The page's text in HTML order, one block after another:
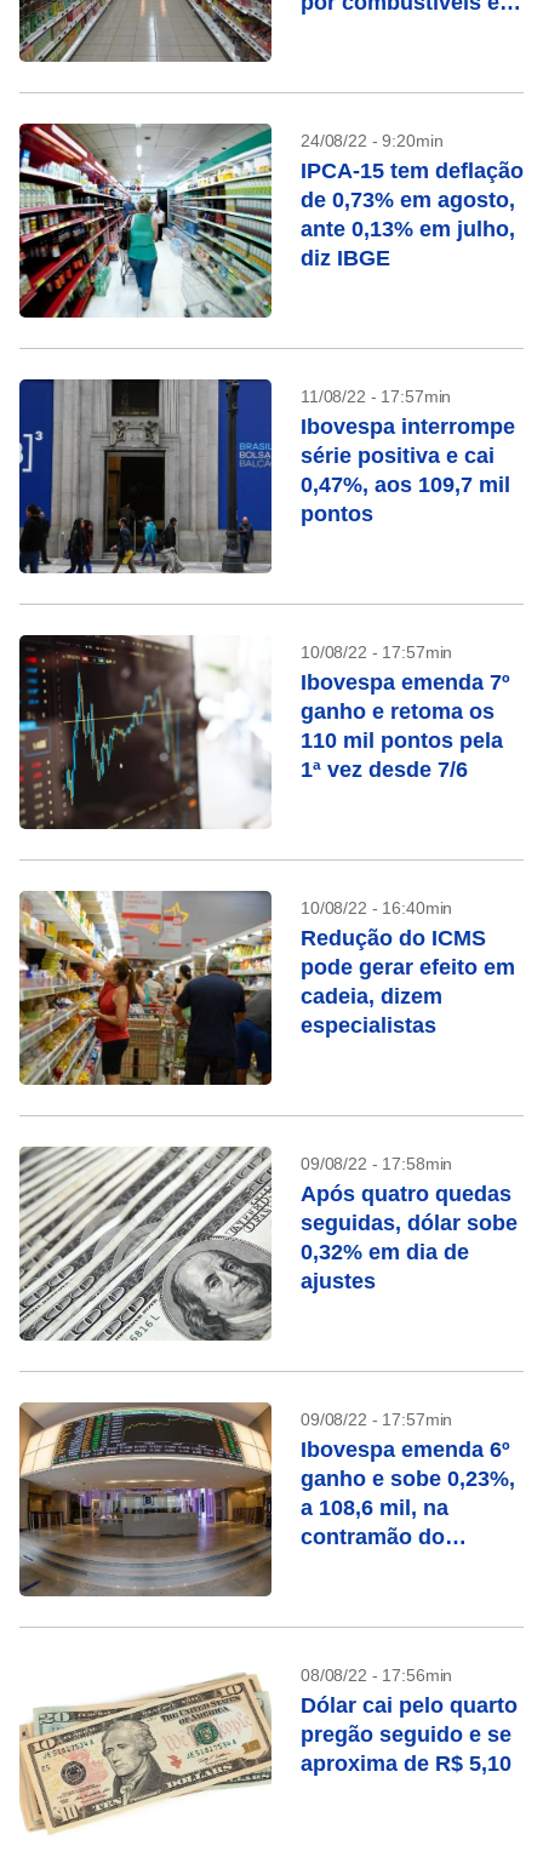
24/08/22 - 9:20min
IPCA-15 tem deflação
de 0,73% em agosto,
ante 0,13% em julho,
diz IBGE
11/08/22 - 17:57min
Ibovespa interrompe
série positiva e cai
0,47%, aos 109,7 mil
pontos
10/08/22 - 17:57min
Ibovespa emenda 7º
ganho e retoma os
110 mil pontos pela
1ª vez desde 7/6
10/08/22 - 16:40min
Redução do ICMS
pode gerar efeito em
cadeia, dizem
especialistas
09/08/22 - 17:58min
Após quatro quedas
seguidas, dólar sobe
0,32% em dia de
ajustes
09/08/22 - 17:57min
Ibovespa emenda 6º
ganho e sobe 0,23%,
a 108,6 mil, na
contramão do
08/08/22 - 17:56min
Dólar cai pelo quarto
pregão seguido e se
aproxima de R$ 5,10